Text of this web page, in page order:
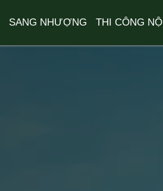
SANG NHƯỢNG THI CÔNG